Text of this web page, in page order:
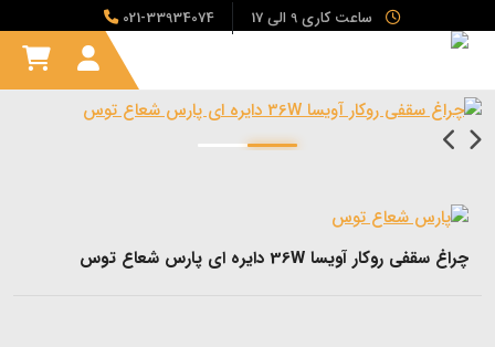
ساعت کاری 9 الی 17 021-33934074
چراغ سقفی روکار آویسا 36W دایره ای پارس شعاع توس